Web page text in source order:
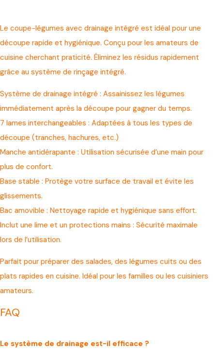
Le coupe-légumes avec drainage intégré est idéal pour une
découpe rapide et hygiénique. Conçu pour les amateurs de
cuisine cherchant praticité. Éliminez les résidus rapidement
grâce au système de rinçage intégré.
Système de drainage intégré : Assainissez les légumes
immédiatement après la découpe pour gagner du temps.
7 lames interchangeables : Adaptées à tous les types de
découpe (tranches, hachures, etc.)
Manche antidérapante : Utilisation sécurisée d’une main pour
plus de confort.
Base stable : Protège votre surface de travail et évite les
glissements.
Bac amovible : Nettoyage rapide et hygiénique sans effort.
Inclut une lime et un protections mains : Sécurité maximale
lors de l’utilisation.
Parfait pour préparer des salades, des légumes cuits ou des
plats rapides en cuisine. Idéal pour les familles ou les cuisiniers
amateurs.
FAQ
Le système de drainage est-il efficace ?